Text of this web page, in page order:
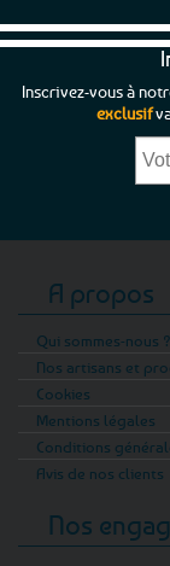
Inscrivez-vous à
exclusif
A propos
Qui sommes-nous ?
Nos artisans et
Cookies
Mentions légales
Conditions
Avis de nos clients
Nos